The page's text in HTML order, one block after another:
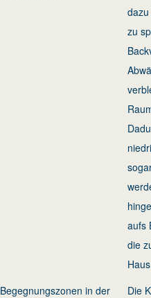
zu
aufs
die
Begegnungszonen in der
Die